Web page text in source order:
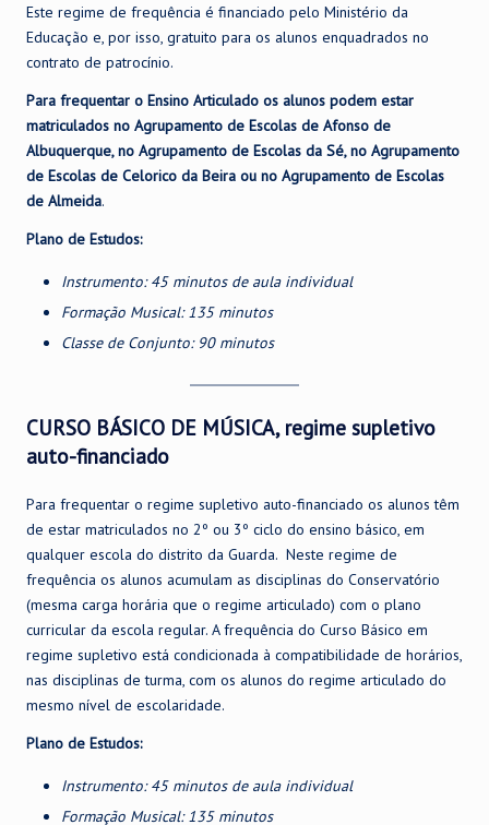
Este regime de frequência é financiado pelo Ministério da
Educação e, por isso, gratuito para os alunos enquadrados no
contrato de patrocínio.
Para frequentar o Ensino Articulado os alunos podem estar
matriculados no Agrupamento de Escolas de Afonso de
Albuquerque, no Agrupamento de Escolas da Sé, no Agrupamento
de Escolas de Celorico da Beira ou no Agrupamento de Escolas
de Almeida.
Plano de Estudos:
Instrumento: 45 minutos de aula individual
Formação Musical: 135 minutos
Classe de Conjunto: 90 minutos
CURSO BÁSICO DE MÚSICA, regime supletivo
auto-financiado
Para frequentar o regime supletivo auto-financiado os alunos têm
de estar matriculados no 2º ou 3º ciclo do ensino básico, em
qualquer escola do distrito da Guarda. Neste regime de
frequência os alunos acumulam as disciplinas do Conservatório
(mesma carga horária que o regime articulado) com o plano
curricular da escola regular. A frequência do Curso Básico em
regime supletivo está condicionada à compatibilidade de horários,
nas disciplinas de turma, com os alunos do regime articulado do
mesmo nível de escolaridade.
Plano de Estudos:
Instrumento: 45 minutos de aula individual
Formação Musical: 135 minutos